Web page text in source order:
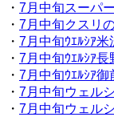
・ 7月中旬スーパ
・ 7月中旬クスリ
・ 7月中旬ｳｴﾙｼｱ
・ 7月中旬ｳｴﾙｼｱ
・ 7月中旬ｳｴﾙｼｱ
・ 7月中旬ウェル
・ 7月中旬ウェル